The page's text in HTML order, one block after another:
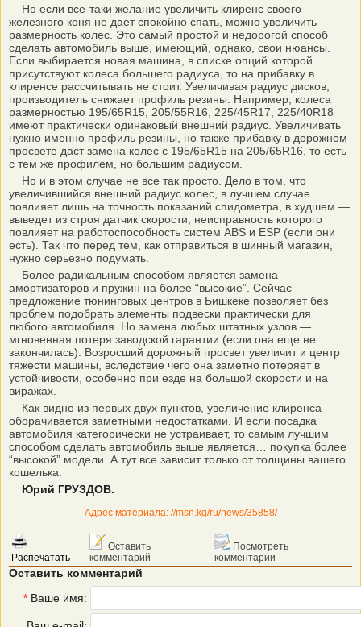
Но если все-таки желание увеличить клиренс своего
железного коня не дает спокойно спать, можно увеличить
размерность колес. Это самый простой и недорогой способ
сделать автомобиль выше, имеющий, однако, свои нюансы.
Если выбирается новая машина, в списке опций которой
присутствуют колеса большего радиуса, то на прибавку в
клиренсе рассчитывать не стоит. Увеличивая радиус дисков,
производитель снижает профиль резины. Например, колеса
размерностью 195/65R15, 205/55R16, 225/45R17, 225/40R18
имеют практически одинаковый внешний радиус. Увеличивать
нужно именно профиль резины, но также прибавку в дорожном
просвете даст замена колес с 195/65R15 на 205/65R16, то есть
с тем же профилем, но большим радиусом.
Но и в этом случае не все так просто. Дело в том, что
увеличившийся внешний радиус колес, в лучшем случае
повлияет лишь на точность показаний спидометра, в худшем —
выведет из строя датчик скорости, неисправность которого
повлияет на работоспособность систем ABS и ESP (если они
есть). Так что перед тем, как отправиться в шинный магазин,
нужно серьезно подумать.
Более радикальным способом является замена
амортизаторов и пружин на более “высокие”. Сейчас
предложение тюнинговых центров в Бишкеке позволяет без
проблем подобрать элементы подвески практически для
любого автомобиля. Но замена любых штатных узлов —
мгновенная потеря заводской гарантии (если она еще не
закончилась). Возросший дорожный просвет увеличит и центр
тяжести машины, вследствие чего она заметно потеряет в
устойчивости, особенно при езде на большой скорости и на
виражах.
Как видно из первых двух пунктов, увеличение клиренса
оборачивается заметными недостатками. И если посадка
автомобиля категорически не устраивает, то самым лучшим
способом сделать автомобиль выше является… покупка более
“высокой” модели. А тут все зависит только от толщины вашего
кошелька.
Юрий ГРУЗДОВ.
Адрес материала: //msn.kg/ru/news/35858/
Распечатать
Оставить
комментарий
Посмотреть
комментарии
Оставить комментарий
* Ваше имя: